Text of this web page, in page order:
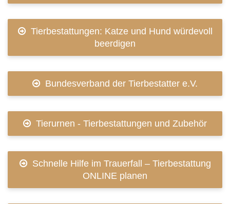
Tierbestattungen: Katze und Hund würdevoll
beerdigen
Bundesverband der Tierbestatter e.V.
Tierurnen - Tierbestattungen und Zubehör
Schnelle Hilfe im Trauerfall – Tierbestattung
ONLINE planen